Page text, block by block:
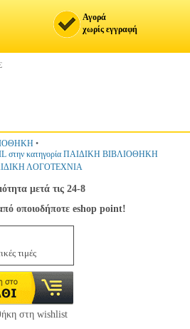
Αγορά
χωρίς εγγραφή
•
στην κατηγορία ΠΑΙΔΙΚΗ ΒΙΒΛΙΟΘΗΚΗ
ΛΟΓΟΤΕΧΝΙΑ
μετά τις 24-8
οποιοδήποτε eshop point!
τιμές
στη wishlist